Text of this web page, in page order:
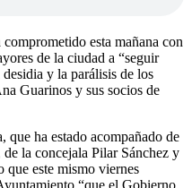
esta mañana con
de la ciudad a “seguir
y la parálisis de los
Guarinos y sus socios de
ha estado acompañado de
la concejala Pilar Sánchez y
que este mismo viernes
“que el Gobierno